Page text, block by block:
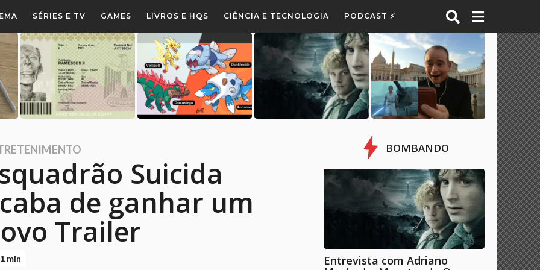
SÉRIES E TV GAMES LIVROS E HQS CIÊNCIA E TECNOLOGIA PODCAST ⚡
Suicida
de ganhar um
Trailer
1 min
BOMBANDO
Entrevista com Adriano